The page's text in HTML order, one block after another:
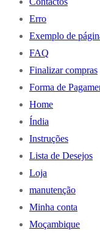
Erro
Exemplo de
FAQ
Finalizar compras
Forma de
Home
Índia
Instruções
Lista de Desejos
Loja
manutenção
Minha conta
Moçambique